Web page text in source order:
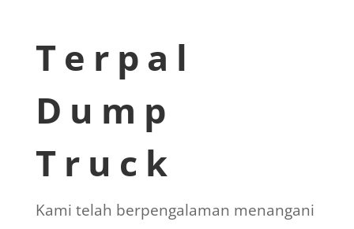
Terpal
Dump
Truck
Kami telah berpengalaman menangani